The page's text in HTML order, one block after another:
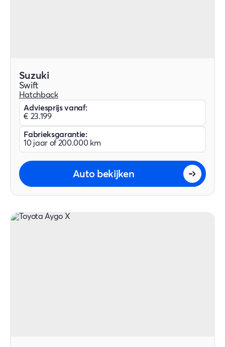
Suzuki
Swift
Hatchback
Adviesprijs vanaf:
€ 23.199
Fabrieksgarantie:
10 jaar of 200.000 km
Auto bekijken